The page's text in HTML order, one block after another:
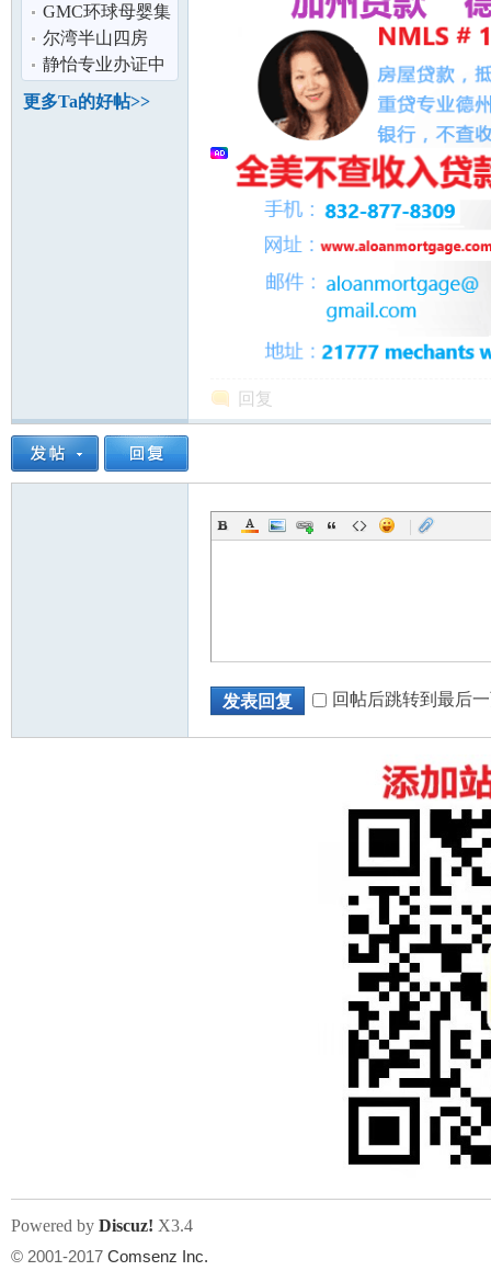
州
尔湾 全球
GMC环球母婴集
团产后修复 开奶
丶通乳丶回奶
尔湾半山四房
House最新照片,
完美舒适打造精
静怡专业办证中
心
更多Ta的好帖>>
回复
|
发表回复 回帖后跳转到最后
Powered by Discuz! X3.4
© 2001-2017 Comsenz Inc.